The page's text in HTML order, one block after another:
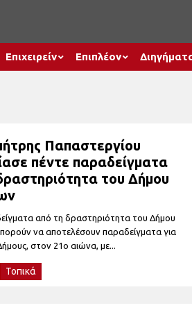
Επιχειρείν Επιπλέον
Παπαστεργίου
πέντε παραδείγματα
του Δήμου
από τη δραστηριότητα του Δήμου
να αποτελέσουν παραδείγματα για
στον 21ο αιώνα, με...
Τοπικά